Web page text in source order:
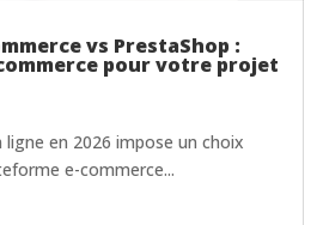
vs PrestaShop :
pour votre projet
en 2026 impose un choix
e-commerce...